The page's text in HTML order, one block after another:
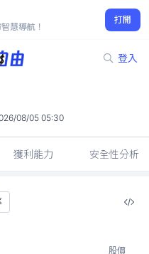
慧導航！
打開
登入
08/05 05:30
獲利能力 安全性分析